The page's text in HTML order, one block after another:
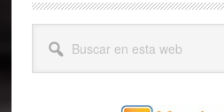
esta